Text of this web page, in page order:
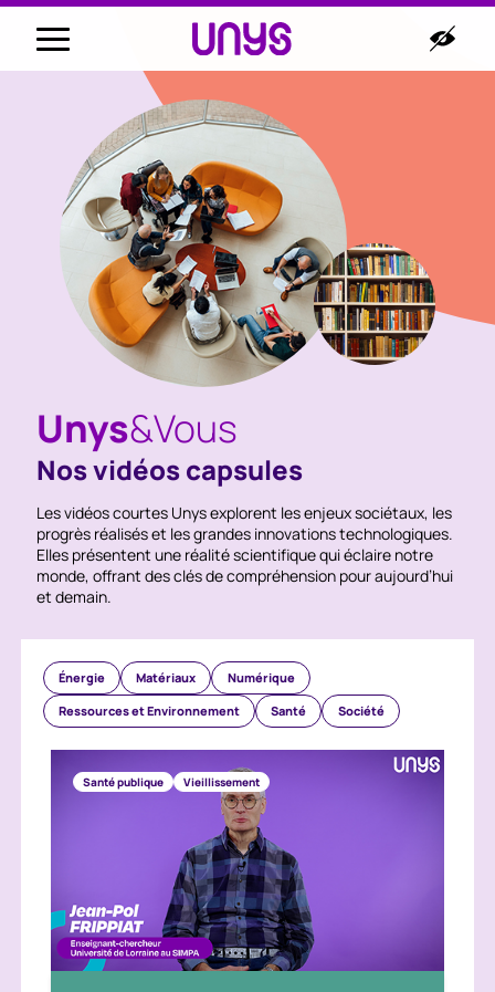
Unys&Vous
Nos vidéos capsules
Les vidéos courtes Unys explorent les enjeux sociétaux, les
progrès réalisés et les grandes innovations technologiques.
Elles présentent une réalité scientifique qui éclaire notre
monde, offrant des clés de compréhension pour aujourd’hui
et demain.
Nos médias
Énergie Matériaux Numérique
Ressources et Environnement Santé Société
Santé publique Vieillissement